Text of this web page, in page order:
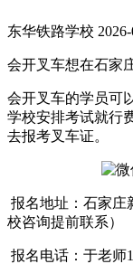
东华铁路学校
会开叉车想在石家
会开叉车的学员可
学校安排考试就行
去报考叉车证。
报名地址：石家庄
校咨询提前联系）
报名电话：于老师